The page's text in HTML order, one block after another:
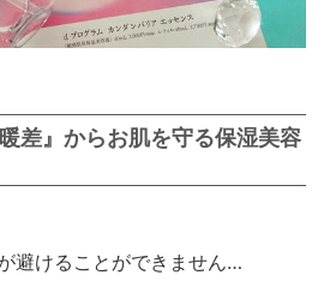
差』からお肌を守る保湿美容
避けることができません…